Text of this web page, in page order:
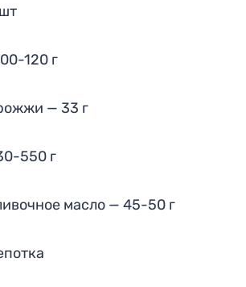
120 г
— 33 г
550 г
масло — 45-50 г